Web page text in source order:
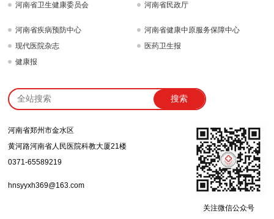
河南省卫生健康委员会
河南省民政厅
河南省疾病预防中心
现代医院杂志
健康报
河南省健康中原服务保障中心
医药卫生报
搜索
河南省郑州市金水区
黄河路河南省人民医院科教大厦21楼
0371-65589219
hnsyyxh369@163.com
关注微信公众号